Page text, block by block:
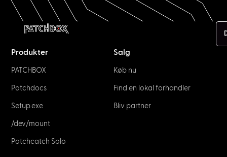
Produkter
PATCHBOX
Patchdocs
Setup.exe
/dev/mount
Patchcatch Solo
Salg
Køb nu
Find en lokal forhandler
Bliv partner